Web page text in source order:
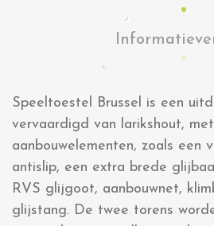
Speeltoestel Brussel is een
vervaardigd van larikshout,
aanbouwelementen, zoals een
antislip, een extra brede
RVS glijgoot, aanbouwnet,
glijstang. De twee torens